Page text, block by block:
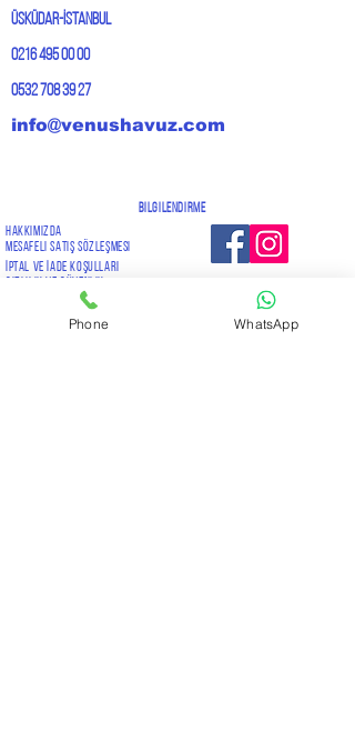
Üsküdar-İstanbul
0216 495 00 00
0532 708 39 27
info@venushavuz.com
Bilgilendirme
Hakkımızda
Mesafeli Satış Sözleşmesi
İptal ve İade Koşulları
KVKK Aydınlatma Metni
Phone WhatsApp